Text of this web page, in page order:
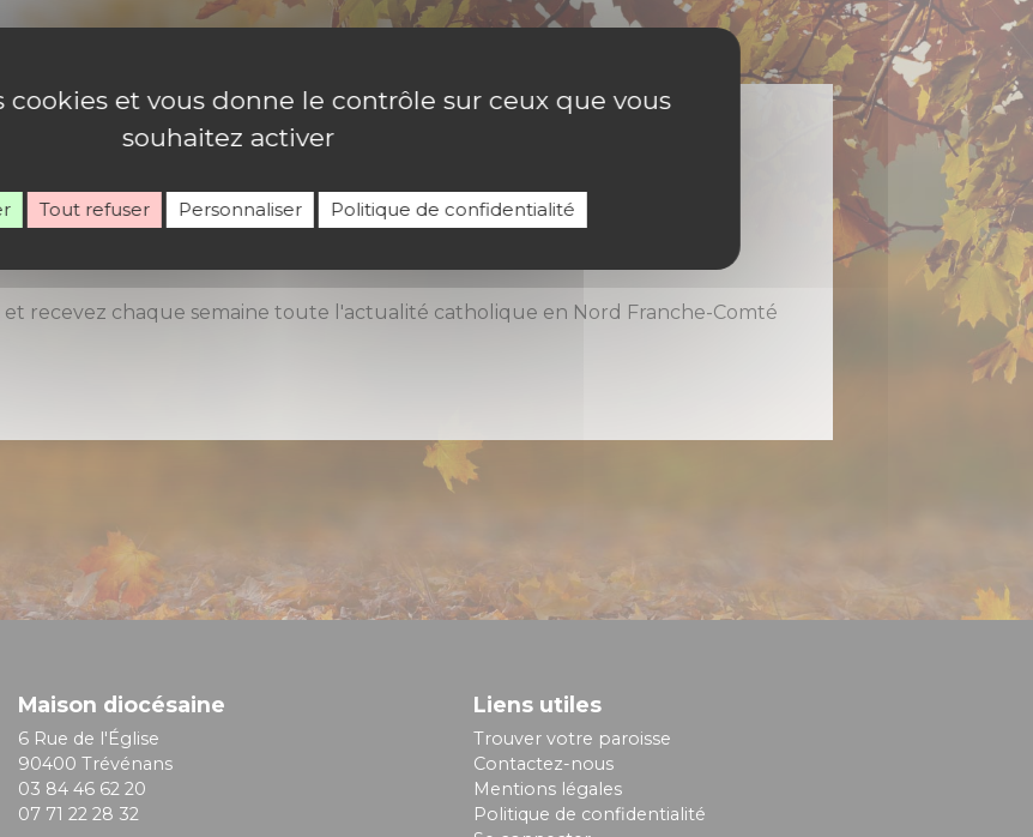
Rejoignez-nous
recevez chaque semaine toute l'actualité catholique en Nord Franche-Comté
Maison diocésaine
6 Rue de l'Église
90400 Trévénans
03 84 46 62 20
07 71 22 28 32
Liens utiles
Trouver votre paroisse
Contactez-nous
Mentions légales
Politique de confidentialité
cookies et vous donne le contrôle sur ceux que vous
souhaitez activer
Tout refuser Personnaliser Politique de confidentialité